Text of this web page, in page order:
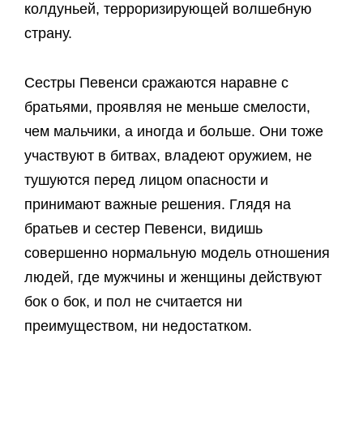
колдуньей, терроризирующей волшебную
страну.
Сестры Певенси сражаются наравне с
братьями, проявляя не меньше смелости,
чем мальчики, а иногда и больше. Они тоже
участвуют в битвах, владеют оружием, не
тушуются перед лицом опасности и
принимают важные решения. Глядя на
братьев и сестер Певенси, видишь
совершенно нормальную модель отношения
людей, где мужчины и женщины действуют
бок о бок, и пол не считается ни
преимуществом, ни недостатком.